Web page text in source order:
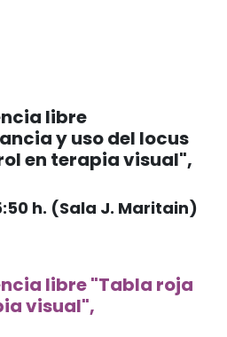
libre
y uso del locus
en terapia visual",
h. (Sala J. Maritain)
libre "Tabla roja
visual",